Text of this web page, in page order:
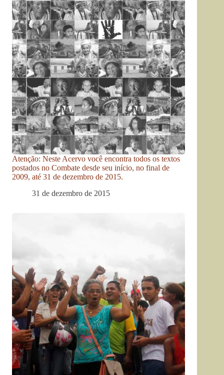
Atenção: Neste Acervo você encontra todos os textos
postados no Combate desde seu início, no final de
2009, até 31 de dezembro de 2015.
31 de dezembro de 2015